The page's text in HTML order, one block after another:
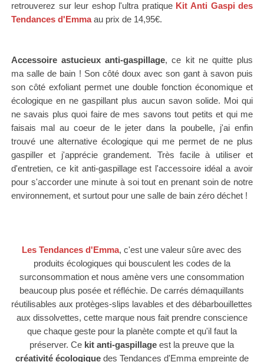
retrouverez sur leur eshop l'ultra pratique Kit Anti Gaspides
Tendances d'Emmaau prix de 14,95€.
Accessoire astucieux anti-gaspillage, ce kit ne quitte plus
ma salle de bain ! Son côté doux avec son gant à savon puis
son côté exfoliant permet une double fonction économique et
écologique en ne gaspillant plus aucun savon solide. Moi qui
ne savais plus quoi faire de mes savons tout petits et qui me
faisais mal au coeur de le jeter dans la poubelle, j'ai enfin
trouvé une alternative écologique qui me permet de ne plus
gaspiller et j'apprécie grandement. Très facile à utiliser et
d'entretien, ce kit anti-gaspillage est l'accessoire idéal a avoir
pour s'accorder une minute à soi tout en prenant soin de notre
environnement, et surtout pour une salle de bain zéro déchet !
Les Tendances d'Emma, c'est une valeur sûre avec des
produits écologiques qui bousculent les codes de la
surconsommation et nous amène vers une consommation
beaucoup plus posée et réfléchie. De carrés démaquillants
réutilisables aux protèges-slips lavables et des débarbouillettes
aux dissolvettes, cette marque nous fait prendre conscience
que chaque geste pour la planète compte et qu'il faut la
préserver. Ce kit anti-gaspillage est la preuve que la
créativité écologiquedes Tendances d'Emma empreinte de